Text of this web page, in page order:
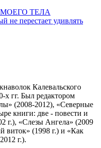
ТЕЛА
не перестает удивлять
Калевальского
х гг. Был редактором
(2008-2012), «Северные
книги: две - повести и
г.), «Слезы Ангела» (2009
виток» (1998 г.) и «Как
г.).